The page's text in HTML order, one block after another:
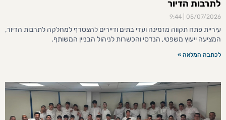
לתרבות הדיור
05/07/2026
עיריית פתח תקווה מזמינה ועדי בתים ודיירים להצטרף למחלקה לתרבות הדיור,
המציעה ייעוץ משפטי, הנדסי והכשרות לניהול הבניין המשותף.
לכתבה המלאה »